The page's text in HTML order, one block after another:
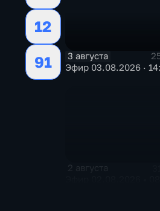
12
91
3 августа
Эфир 03.08.2026 ·
2 августа